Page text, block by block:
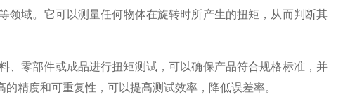
域。它可以测量任何物体在旋转时所产生的扭矩，从而判断其
零部件或成品进行扭矩测试，可以确保产品符合规格标准，并
精度和可重复性，可以提高测试效率，降低误差率。